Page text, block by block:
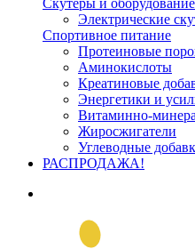
Скутеры и оборудование
Электрические
Спортивное питание
Протеиновые
Аминокислоты
Креатиновые
Энергетики и
Витаминно-
Жиросжигатели
Углеводные
РАСПРОДАЖА!